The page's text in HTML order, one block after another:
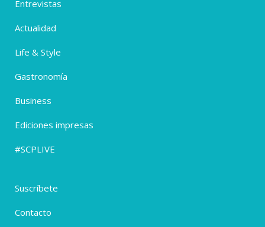
Entrevistas
Actualidad
Life & Style
Gastronomía
Business
Ediciones impresas
#SCPLIVE
Suscríbete
Contacto